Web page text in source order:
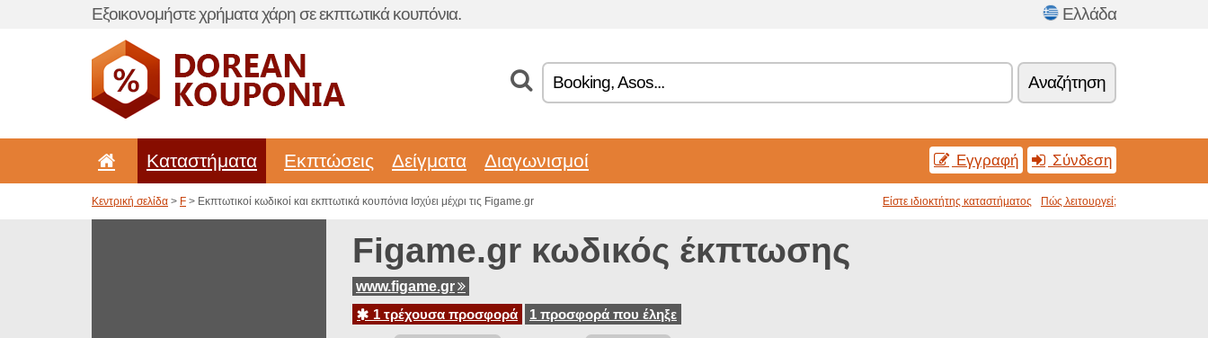
Εξοικονομήστε χρήματα χάρη σε εκπτωτικά κουπόνια. Ελλάδα
Αναζήτηση
Καταστήματα Εκπτώσεις Δείγματα Διαγωνισμοί Εγγραφή Σύνδεση
Κεντρική σελίδα > F > Εκπτωτικοί κωδικοί και εκπτωτικά κουπόνια Ισχύει μέχρι τις Figame.gr Είστε ιδιοκτήτης καταστήματος Πώς λειτουργεί;
Figame.gr κωδικός έκπτωσης
www.figame.gr
1 τρέχουσα προσφορά
1 προσφορά που έληξε